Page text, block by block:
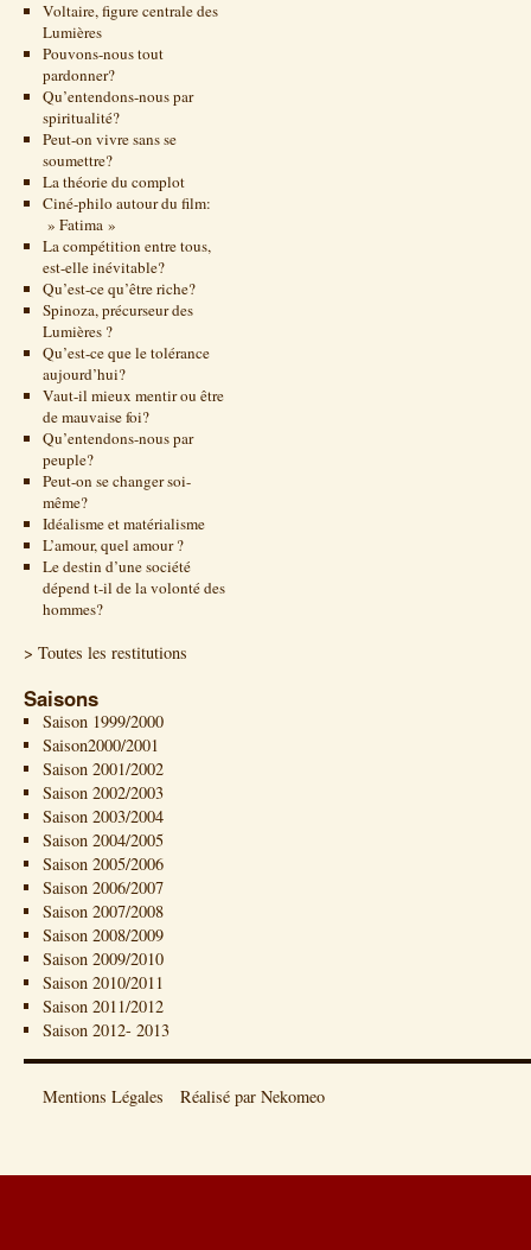
Voltaire, figure centrale des
Lumières
Pouvons-nous tout
pardonner?
Qu’entendons-nous par
spiritualité?
Peut-on vivre sans se
soumettre?
La théorie du complot
Ciné-philo autour du film:
» Fatima »
La compétition entre tous,
est-elle inévitable?
Qu’est-ce qu’être riche?
Spinoza, précurseur des
Lumières ?
Qu’est-ce que le tolérance
aujourd’hui?
Vaut-il mieux mentir ou être
de mauvaise foi?
Qu’entendons-nous par
peuple?
Peut-on se changer soi-
même?
Idéalisme et matérialisme
L’amour, quel amour ?
Le destin d’une société
dépend t-il de la volonté des
hommes?
> Toutes les restitutions
Saisons
Saison 1999/2000
Saison2000/2001
Saison 2001/2002
Saison 2002/2003
Saison 2003/2004
Saison 2004/2005
Saison 2005/2006
Saison 2006/2007
Saison 2007/2008
Saison 2008/2009
Saison 2009/2010
Saison 2010/2011
Saison 2011/2012
Saison 2012- 2013
Mentions Légales Réalisé par Nekomeo